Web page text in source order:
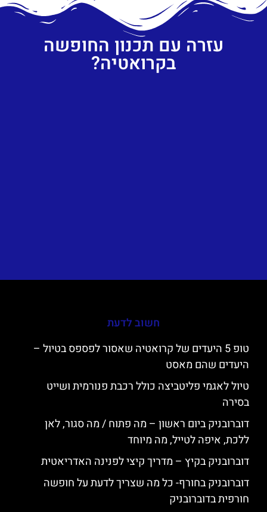
עזרה עם תכנון החופשה
בקרואטיה?
חשוב לדעת
טופ 5 היעדים של קרואטיה שאסור לפספס בטיול –
היעדים שהם מאסט
טיול לאגמי פליטביצה כולל רכבת פנורמית ושייט
בסירה
דוברובניק ביום ראשון – מה פתוח / מה סגור, לאן
ללכת, איפה לטייל, מה מיוחד
דוברובניק בקיץ – מדריך קיצי לפנינה האדריאטית
דוברובניק בחורף- כל מה שצריך לדעת על חופשה
חורפית בדוברובניק